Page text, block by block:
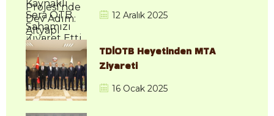
12 Aralık 2025
TDİOTB Heyetinden MTA
Ziyareti
16 Ocak 2025